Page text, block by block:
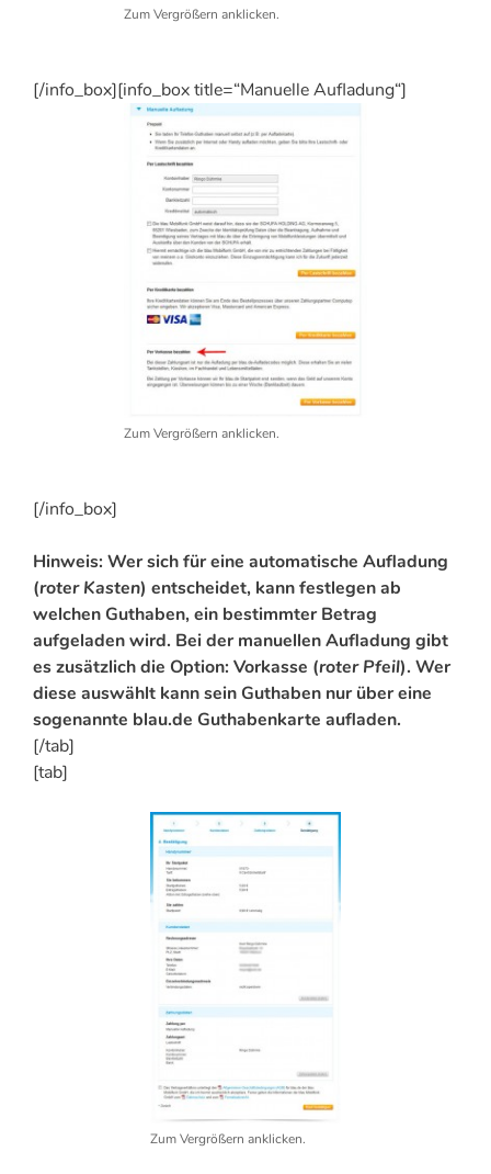
Zum Vergrößern anklicken.
[/info_box][info_box title=“Manuelle Aufladung“]
Zum Vergrößern anklicken.
[/info_box]
Hinweis: Wer sich für eine automatische Aufladung
(roter Kasten) entscheidet, kann festlegen ab
welchen Guthaben, ein bestimmter Betrag
aufgeladen wird. Bei der manuellen Aufladung gibt
es zusätzlich die Option: Vorkasse (roter Pfeil). Wer
diese auswählt kann sein Guthaben nur über eine
sogenannte blau.de Guthabenkarte aufladen.
[/tab]
[tab]
Zum Vergrößern anklicken.